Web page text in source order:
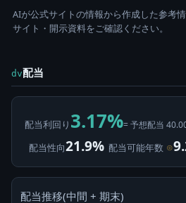
AIが公式サイトの情報から作成した参考
サイト・開示資料をご確認ください。
dv配当
配当利回り 3.17%= 予想配当
配当性向21.9% 配当可能年数 ⊙
配当推移(中間 + 期末)